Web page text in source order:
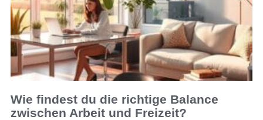
Wie findest du die richtige Balance
zwischen Arbeit und Freizeit?